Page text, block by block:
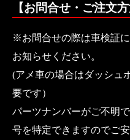
【お問合せ・ご注文方
※お問合せの際は車検証
お知らせください。
(アメ車の場合はダッシュ
要です）
パーツナンバーがご不明
号を特定できますのでご安